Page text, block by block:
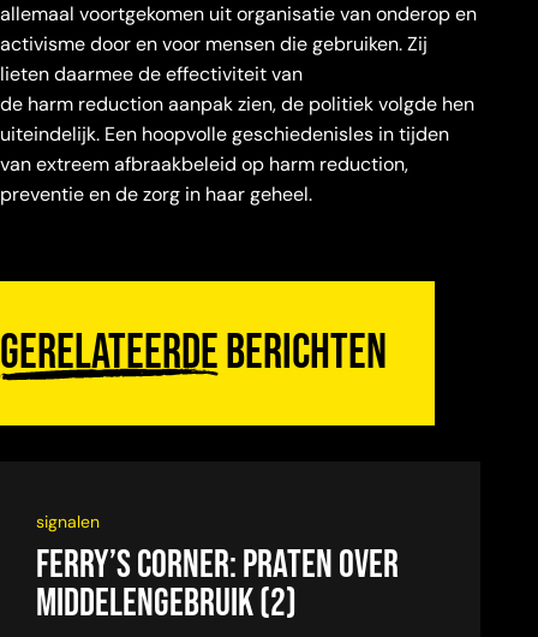
allemaal voortgekomen uit organisatie van onderop en
activisme door en voor mensen die gebruiken. Zij
lieten daarmee de effectiviteit van
de harm reduction aanpak zien, de politiek volgde hen
uiteindelijk. Een hoopvolle geschiedenisles in tijden
van extreem afbraakbeleid op harm reduction,
preventie en de zorg in haar geheel.
Gerelateerdeberichten
signalen
Ferry’s Corner: Praten over
middelengebruik (2)